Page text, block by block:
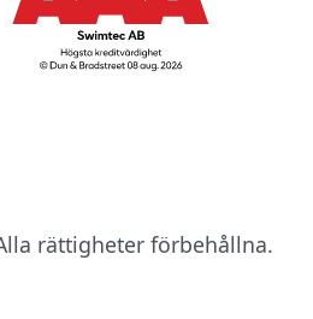
rättigheter förbehållna.